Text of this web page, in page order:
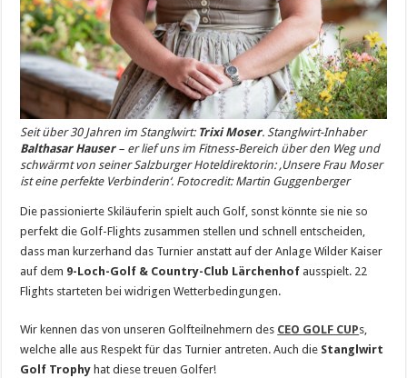
Seit über 30 Jahren im Stanglwirt: Trixi Moser. Stanglwirt-Inhaber
Balthasar Hauser– er lief uns im Fitness-Bereich über den Weg und
schwärmt von seiner Salzburger Hoteldirektorin: ‚Unsere Frau Moser
ist eine perfekte Verbinderin‘. Fotocredit: Martin Guggenberger
Die passionierte Skiläuferin spielt auch Golf, sonst könnte sie nie so
perfekt die Golf-Flights zusammen stellen und schnell entscheiden,
dass man kurzerhand das Turnier anstatt auf der Anlage Wilder Kaiser
auf dem 9-Loch-Golf & Country-Club Lärchenhof ausspielt. 22
Flights starteten bei widrigen Wetterbedingungen.
Wir kennen das von unseren Golfteilnehmern des CEO GOLF CUPs,
welche alle aus Respekt für das Turnier antreten. Auch die Stanglwirt
Golf Trophy hat diese treuen Golfer!